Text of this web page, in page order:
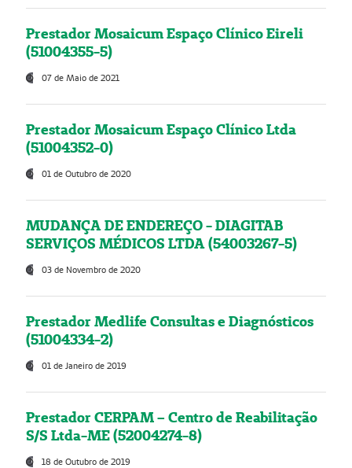
Prestador Mosaicum Espaço Clínico Eireli
(51004355-5)
07 de Maio de 2021
Prestador Mosaicum Espaço Clínico Ltda
(51004352-0)
01 de Outubro de 2020
MUDANÇA DE ENDEREÇO - DIAGITAB
SERVIÇOS MÉDICOS LTDA (54003267-5)
03 de Novembro de 2020
Prestador Medlife Consultas e Diagnósticos
(51004334-2)
01 de Janeiro de 2019
Prestador CERPAM – Centro de Reabilitação
S/S Ltda-ME (52004274-8)
18 de Outubro de 2019